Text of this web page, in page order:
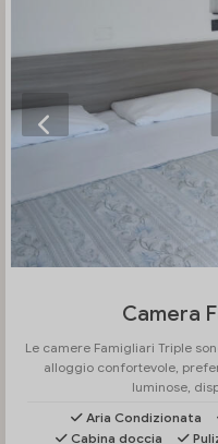
Camera
Le camere Famigliari Triple
alloggio confortevole,
luminose,
Aria Condizionata
Cabina doccia